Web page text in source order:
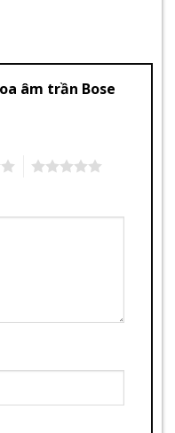
âm trần Bose